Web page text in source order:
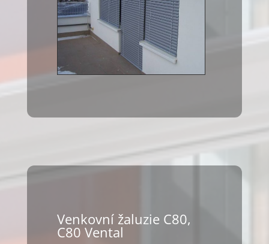
Venkovní žaluzie C80,
C80 Vental